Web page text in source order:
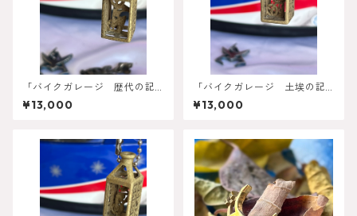
「バイクガレージ 歴代の記
憶」オーダーメイドボトル型
ネックレス
¥13,000
「バイクガレージ 土埃の記
憶」オーダーメイドボトル型
ネックレス
¥13,000